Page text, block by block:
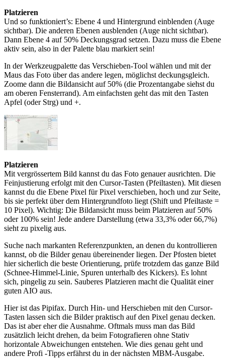
Platzieren
Und so funktioniert’s: Ebene 4 und Hintergrund einblenden (Auge
sichtbar). Die anderen Ebenen ausblenden (Auge nicht sichtbar).
Dann Ebene 4 auf 50% Deckungsgrad setzen. Dazu muss die Ebene
aktiv sein, also in der Palette blau markiert sein!
In der Werkzeugpalette das Verschieben-Tool wählen und mit der
Maus das Foto über das andere legen, möglichst deckungsgleich.
Zoome dann die Bildansicht auf 50% (die Prozentangabe siehst du
am oberen Fensterrand). Am einfachsten geht das mit den Tasten
Apfel (oder Strg) und +.
Platzieren
Mit vergrössertem Bild kannst du das Foto genauer ausrichten. Die
Feinjustierung erfolgt mit den Cursor-Tasten (Pfeiltasten). Mit diesen
kannst du die Ebene Pixel für Pixel verschieben, hoch und zur Seite,
bis sie perfekt über dem Hintergrundfoto liegt (Shift und Pfeiltaste =
10 Pixel). Wichtig: Die Bildansicht muss beim Platzieren auf 50%
oder 100% sein! Jede andere Darstellung (etwa 33,3% oder 66,7%)
sieht zu pixelig aus.
Suche nach markanten Referenzpunkten, an denen du kontrollieren
kannst, ob die Bilder genau übereinender liegen. Der Pfosten bietet
hier sicherlich die beste Orientierung, prüfe trotzdem das ganze Bild
(Schnee-Himmel-Linie, Spuren unterhalb des Kickers). Es lohnt
sich, pingelig zu sein. Sauberes Platzieren macht die Qualität einer
guten AIO aus.
Hier ist das Pipifax. Durch Hin- und Herschieben mit den Cursor-
Tasten lassen sich die Bilder praktisch auf den Pixel genau decken.
Das ist aber eher die Ausnahme. Oftmals muss man das Bild
zusätzlich leicht drehen, da beim Fotografieren ohne Stativ
horizontale Abweichungen entstehen. Wie dies genau geht und
andere Profi -Tipps erfährst du in der nächsten MBM-Ausgabe.